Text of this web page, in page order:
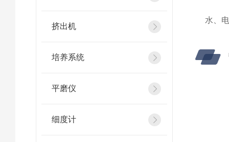
挤出机
培养系统
平磨仪
细度计
水、